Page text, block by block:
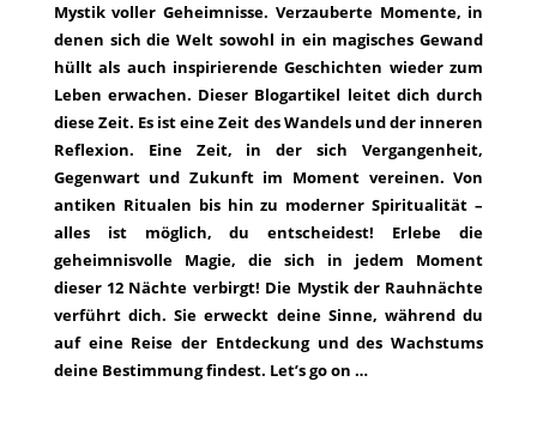
Mystik voller Geheimnisse. Verzauberte Momente, in
denen sich die Welt sowohl in ein magisches Gewand
hüllt als auch inspirierende Geschichten wieder zum
Leben erwachen. Dieser Blogartikel leitet dich durch
diese Zeit. Es ist eine Zeit des Wandels und der inneren
Reflexion. Eine Zeit, in der sich Vergangenheit,
Gegenwart und Zukunft im Moment vereinen. Von
antiken Ritualen bis hin zu moderner Spiritualität –
alles ist möglich, du entscheidest! Erlebe die
geheimnisvolle Magie, die sich in jedem Moment
dieser 12 Nächte verbirgt! Die Mystik der Rauhnächte
verführt dich. Sie erweckt deine Sinne, während du
auf eine Reise der Entdeckung und des Wachstums
deine Bestimmung findest. Let’s go on …